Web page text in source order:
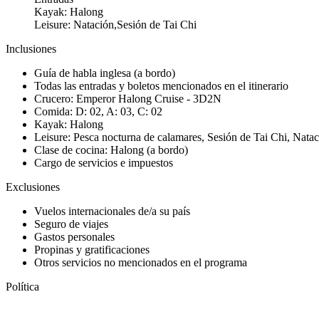
Kayak: Halong
Leisure: Natación,Sesión de Tai Chi
Inclusiones
Guía de habla inglesa (a bordo)
Todas las entradas y boletos mencionados en el itinerario
Crucero: Emperor Halong Cruise - 3D2N
Comida: D: 02, A: 03, C: 02
Kayak: Halong
Leisure: Pesca nocturna de calamares, Sesión de Tai Chi,
Clase de cocina: Halong (a bordo)
Cargo de servicios e impuestos
Exclusiones
Vuelos internacionales de/a su país
Seguro de viajes
Gastos personales
Propinas y gratificaciones
Otros servicios no mencionados en el programa
Política